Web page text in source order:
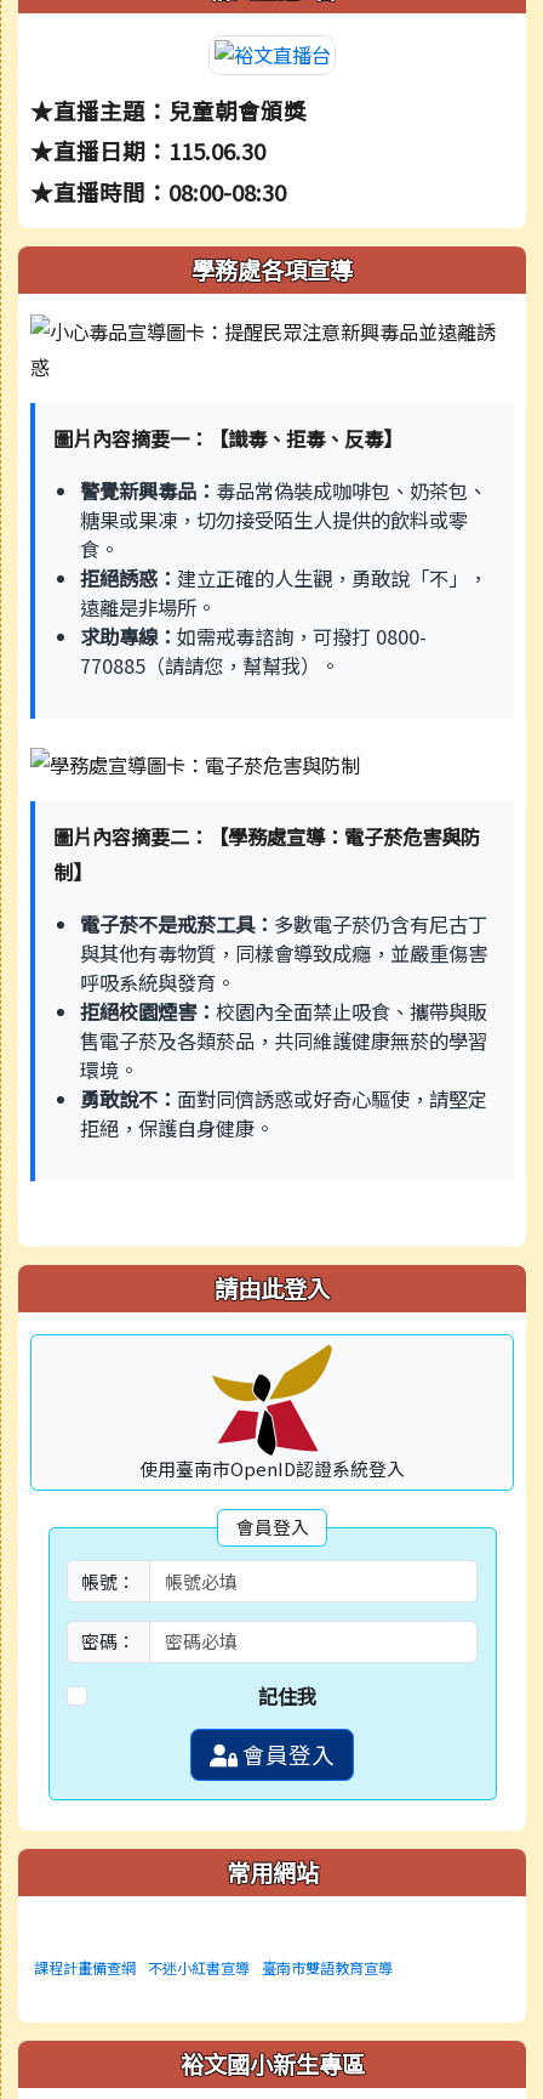
★直播主題：兒童朝會頒獎
★直播日期：115.06.30
★直播時間：08:00-08:30
學務處各項宣導
圖片內容摘要一：【識毒、拒毒、反毒】
警覺新興毒品： 毒品常偽裝成咖啡包、奶茶包、
糖果或果凍，切勿接受陌生人提供的飲料或零
食。
拒絕誘惑： 建立正確的人生觀，勇敢說「不」，
遠離是非場所。
求助專線： 如需戒毒諮詢，可撥打 0800-
770885（請請您，幫幫我）。
圖片內容摘要二：【學務處宣導：電子菸危害與防
制】
電子菸不是戒菸工具： 多數電子菸仍含有尼古丁
與其他有毒物質，同樣會導致成癮，並嚴重傷害
呼吸系統與發育。
拒絕校園煙害： 校園內全面禁止吸食、攜帶與販
售電子菸及各類菸品，共同維護健康無菸的學習
環境。
勇敢說不： 面對同儕誘惑或好奇心驅使，請堅定
拒絕，保護自身健康。
請由此登入
使用臺南市OpenID認證系統登入
會員登入
帳號：
密碼：
記住我
會員登入
常用網站
課程計畫備查網 不迷小紅書宣導 臺南市雙語教育宣導
裕文國小新生專區